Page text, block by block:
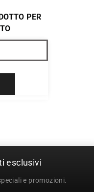
PER
esclusivi
e promozioni.